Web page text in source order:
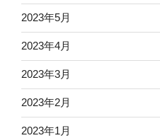
2023年5月
2023年4月
2023年3月
2023年2月
2023年1月